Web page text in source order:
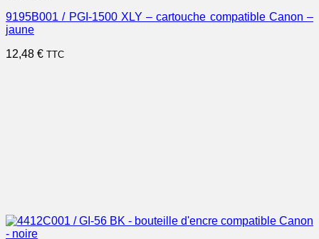
9195B001 / PGI-1500 XLY – cartouche compatible Canon –
jaune
12,48 € TTC